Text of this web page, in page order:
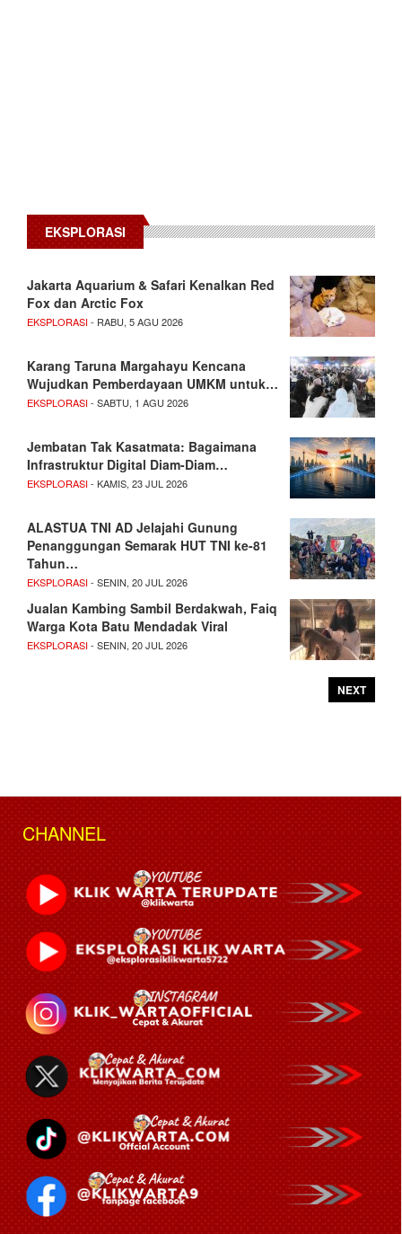
EKSPLORASI
Jakarta Aquarium & Safari Kenalkan Red
Fox dan Arctic Fox
EKSPLORASI- RABU, 5 AGU 2026
Karang Taruna Margahayu Kencana
Wujudkan Pemberdayaan UMKM untuk…
EKSPLORASI- SABTU, 1 AGU 2026
Jembatan Tak Kasatmata: Bagaimana
Infrastruktur Digital Diam-Diam…
EKSPLORASI- KAMIS, 23 JUL 2026
ALASTUA TNI AD Jelajahi Gunung
Penanggungan Semarak HUT TNI ke-81
Tahun…
EKSPLORASI- SENIN, 20 JUL 2026
Jualan Kambing Sambil Berdakwah, Faiq
Warga Kota Batu Mendadak Viral
EKSPLORASI- SENIN, 20 JUL 2026
NEXT
CHANNEL